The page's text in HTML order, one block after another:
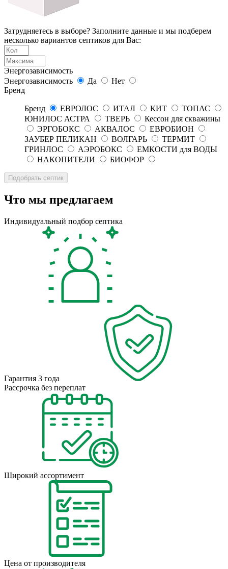
Затрудняетесь в выборе? Заполните данные и мы подберем
несколько вариантов септиков для Вас:
Энергозависимость
Энергозависимость
Да
Нет
Бренд
Бренд ЕВРОЛОС ИТАЛ КИТ
ТОПАС
ЮНИЛОС АСТРА
ТВЕРЬ
Кессон для скважины
ЭРГОБОКС
АКВАЛОС
ЕВРОБИОН
ЗАУБЕР ПЕЛИКАН
ВОЛГАРЬ
ТЕРМИТ
ГРИНЛОС
АЭРОБОКС
ЕМКОСТИ для ВОДЫ
НАКОПИТЕЛИ
БИОФОР
Что мы предлагаем
Индивидуальный подбор септика
Гарантия 3 года
Рассрочка без переплат
Широкий ассортимент
Цена от производителя